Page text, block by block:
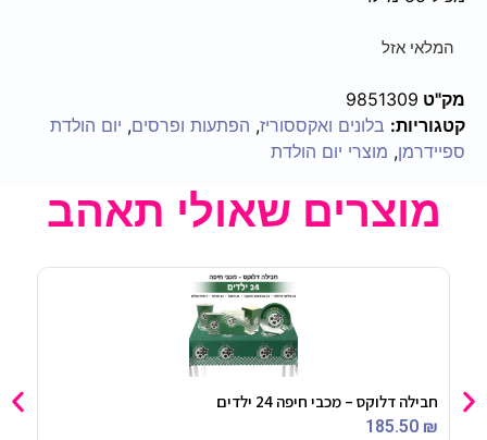
המלאי אזל
מק"ט 9851309
קטגוריות: בלונים ואקססוריז, הפתעות ופרסים, יום הולדת
ספיידרמן, מוצרי יום הולדת
מוצרים שאולי תאהב
חבילה דלוקס – מכבי חיפה 24 ילדים
185.50 ₪